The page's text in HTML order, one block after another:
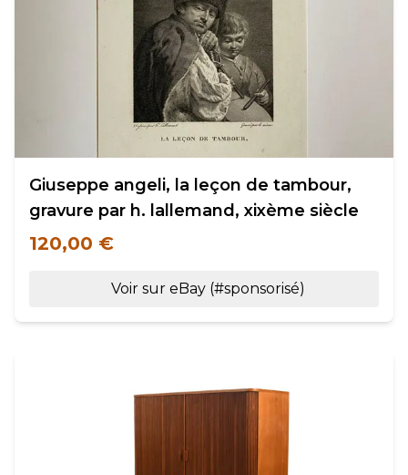
Giuseppe angeli, la leçon de tambour,
gravure par h. lallemand, xixème siècle
120,00 €
Voir sur eBay (#sponsorisé)